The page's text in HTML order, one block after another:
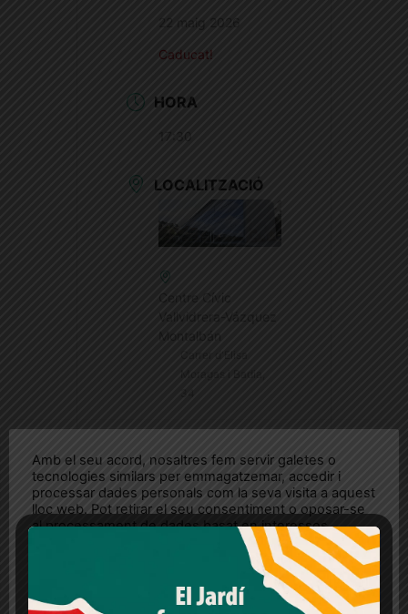
22 maig 2026
Caducat!
HORA
17:30
LOCALITZACIÓ
Centre Cívic
Vallvidrera-Vázquez
Montalbán
COMPARTEIX AQUEST
ESDEVENIMENT
Amb el seu acord, nosaltres fem servir galetes o
tecnologies similars per emmagatzemar, accedir i
processar dades personals com la seva visita a aquest
lloc web. Pot retirar el seu consentiment o oposar-se
al processament de dades basat en interessos
legítims en qualsevol moment fent clic a "Ajustos de
cookies" o a la nostra Política de privacitat en aquest
lloc web. Si cliques "acceptar" dones el teu